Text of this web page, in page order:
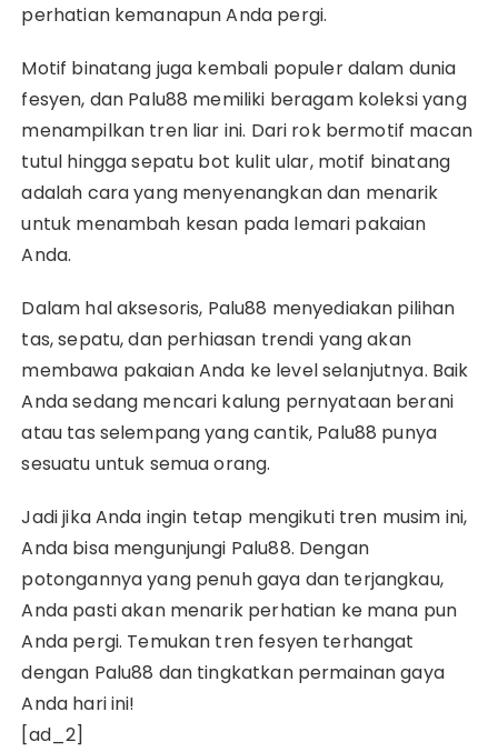
perhatian kemanapun Anda pergi.
Motif binatang juga kembali populer dalam dunia
fesyen, dan Palu88 memiliki beragam koleksi yang
menampilkan tren liar ini. Dari rok bermotif macan
tutul hingga sepatu bot kulit ular, motif binatang
adalah cara yang menyenangkan dan menarik
untuk menambah kesan pada lemari pakaian
Anda.
Dalam hal aksesoris, Palu88 menyediakan pilihan
tas, sepatu, dan perhiasan trendi yang akan
membawa pakaian Anda ke level selanjutnya. Baik
Anda sedang mencari kalung pernyataan berani
atau tas selempang yang cantik, Palu88 punya
sesuatu untuk semua orang.
Jadi jika Anda ingin tetap mengikuti tren musim ini,
Anda bisa mengunjungi Palu88. Dengan
potongannya yang penuh gaya dan terjangkau,
Anda pasti akan menarik perhatian ke mana pun
Anda pergi. Temukan tren fesyen terhangat
dengan Palu88 dan tingkatkan permainan gaya
Anda hari ini!
[ad_2]